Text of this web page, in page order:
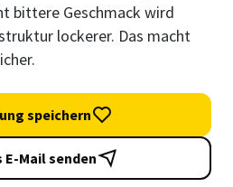
bittere Geschmack wird
lockerer. Das macht
speichern
E-Mail senden